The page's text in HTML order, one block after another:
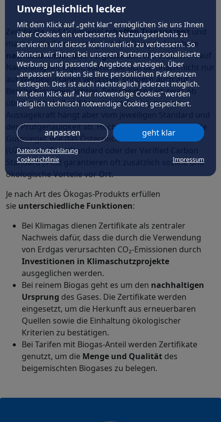
Unvergleichlich lecker
Mit dem Klick auf „geht klar” ermöglichen Sie uns Ihnen
über Cookies ein verbessertes Nutzungserlebnis zu
servieren und dieses kontinuierlich zu verbessern. So
können wir Ihnen bei unseren Partnern personalisierte
Werbung und passende Angebote anzeigen. Über
„anpassen” können Sie Ihre persönlichen Präferenzen
festlegen. Dies ist auch nachträglich jederzeit möglich.
Mit dem Klick auf „Nur notwendige Cookies” werden
lediglich technisch notwendige Cookies gespeichert.
anpassen geht klar
Datenschutzerklärung
Cookierichtlinie
Impressum
Zertifikate und Gütesiegelschaffen Transparenz
machen die Glaubwürdigkeit der Ökogas-Angebote
nachvollziehbar und vergleichbar. Wenn Sie Wert auf
Nachhaltigkeit legen, sollten Sie sich demnach nicht nur
auf Werbeaussagen verlassen, sondern auch auf
Bescheinigungen achten. Entscheidend ist zwar, ob
überhaupt ein Zertifikat vorhanden ist, dessen
der Prüfgenauigkeit ab. Hochwertige und anerkannte
Gütesiegel, wie das Österreichische Umweltzeichen
(UZ46), der Gold Standard oder der Verified Carbon
Standard (VCS) garantieren oft zusätzlich soziale und
ökologische Vorteile vor Ort.
Je nach Art des Ökogas-Produkts erfüllen
sie unterschiedliche Funktionen:
Bei Klimagas dienen Zertifikate als zentraler
Nachweis dafür, dass die durch die Verwendung
von Erdgas verursachten CO₂-Emissionen durch
Investitionen in Klimaschutzprojekte
ausgeglichen werden.
Bei reinem Biogas geht es um den nachhaltigen
Ursprung des Gases. Die Zertifikate werden
eingesetzt, um die Herkunft aus erneuerbaren
Quellen sowie die Einhaltung ökologischer
Kriterien zu bestätigen.
Bei Tarifen mit Biogas-Anteil werden Zertifikate
genutzt, um die Menge und Qualität des
beigemischten Biogases zu belegen.